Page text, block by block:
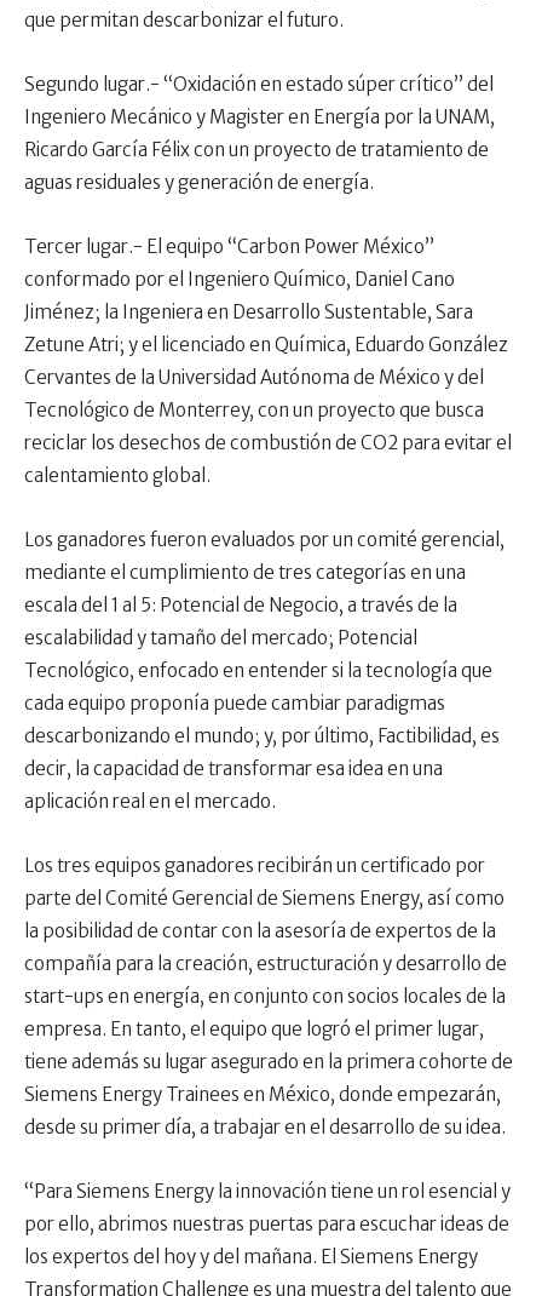
que permitan descarbonizar el futuro.
Segundo lugar.- “Oxidación en estado súper crítico” del
Ingeniero Mecánico y Magister en Energía por la UNAM,
Ricardo García Félix con un proyecto de tratamiento de
aguas residuales y generación de energía.
Tercer lugar.- El equipo “Carbon Power México”
conformado por el Ingeniero Químico, Daniel Cano
Jiménez; la Ingeniera en Desarrollo Sustentable, Sara
Zetune Atri; y el licenciado en Química, Eduardo González
Cervantes de la Universidad Autónoma de México y del
Tecnológico de Monterrey, con un proyecto que busca
reciclar los desechos de combustión de CO2 para evitar el
calentamiento global.
Los ganadores fueron evaluados por un comité gerencial,
mediante el cumplimiento de tres categorías en una
escala del 1 al 5: Potencial de Negocio, a través de la
escalabilidad y tamaño del mercado; Potencial
Tecnológico, enfocado en entender si la tecnología que
cada equipo proponía puede cambiar paradigmas
descarbonizando el mundo; y, por último, Factibilidad, es
decir, la capacidad de transformar esa idea en una
aplicación real en el mercado.
Los tres equipos ganadores recibirán un certificado por
parte del Comité Gerencial de Siemens Energy, así como
la posibilidad de contar con la asesoría de expertos de la
compañía para la creación, estructuración y desarrollo de
start-ups en energía, en conjunto con socios locales de la
empresa. En tanto, el equipo que logró el primer lugar,
tiene además su lugar asegurado en la primera cohorte de
Siemens Energy Trainees en México, donde empezarán,
desde su primer día, a trabajar en el desarrollo de su idea.
“Para Siemens Energy la innovación tiene un rol esencial y
por ello, abrimos nuestras puertas para escuchar ideas de
los expertos del hoy y del mañana. El Siemens Energy
Transformation Challenge es una muestra del talento que